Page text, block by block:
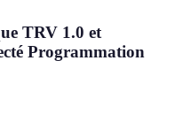
TRV 1.0 et
Programmation